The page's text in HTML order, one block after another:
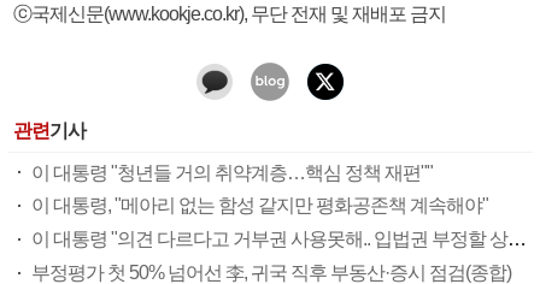
ⓒ국제신문(www.kookje.co.kr), 무단 전재 및 재배포 금지
관련기사
이 대통령 "청년들 거의 취약계층…핵심 정책 재편""
이 대통령, "메아리 없는 함성 같지만 평화공존책 계속해야"
이 대통령 "의견 다르다고 거부권 사용못해.. 입법권 부정할 상황이라 보기 어려워"
부정평가 첫 50% 넘어선 李, 귀국 직후 부동산·증시 점검(종합)